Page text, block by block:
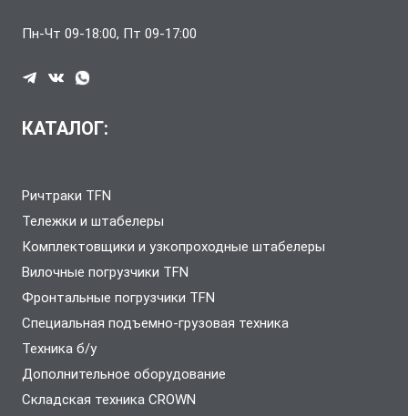
Пн-Чт 09-18:00, Пт 09-17:00
КАТАЛОГ:
Ричтраки TFN
Тележки и штабелеры
Комплектовщики и узкопроходные штабелеры
Вилочные погрузчики TFN
Фронтальные погрузчики TFN
Специальная подъемно-грузовая техника
Техника б/у
Дополнительное оборудование
Складская техника CROWN